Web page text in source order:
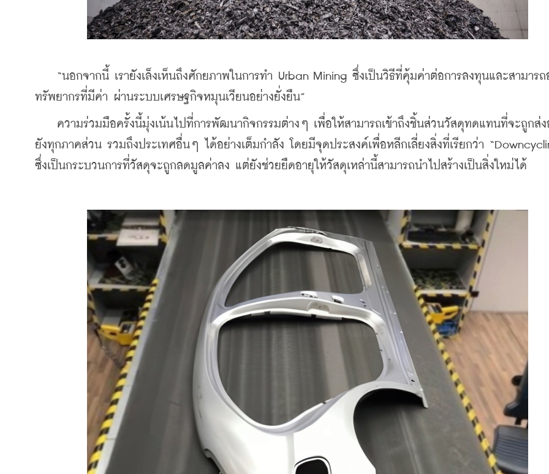
“นอกจากนี้ เรายังเล็งเห็นถึงศักยภาพในการทำ Urban Mining ซึ่งเป็นวิธีที่คุ้มค่าต่อการลงทุนและสามารถ
ทรัพยากรที่มีค่า ผ่านระบบเศรษฐกิจหมุนเวียนอย่างยั่งยืน”
ความร่วมมือครั้งนี้มุ่งเน้นไปที่การพัฒนากิจกรรมต่างๆ เพื่อให้สามารถเข้าถึงชิ้นส่วนวัสดุทดแทนที่จะถูกส่ง
ยังทุกภาคส่วน รวมถึงประเทศอื่นๆ ได้อย่างเต็มกำลัง โดยมีจุดประสงค์เพื่อหลีกเลี่ยงสิ่งที่เรียกว่า
ซึ่งเป็นกระบวนการที่วัสดุจะถูกลดมูลค่าลง แต่ยังช่วยยืดอายุให้วัสดุเหล่านี้สามารถนำไปสร้างเป็นสิ่งใหม่ได้